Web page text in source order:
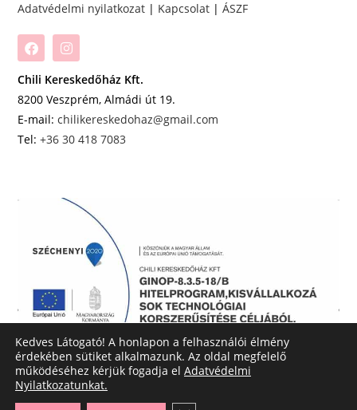
Adatvédelmi nyilatkozat | Kapcsolat |ÁSZF
Chili Kereskedőház Kft.
8200 Veszprém, Almádi út 19.
E-mail:chilikereskedohaz@gmail.com
Tel:+36 30 418 7083
Kedves Látogató! A honlapon a felhasználói élmény
érdekében sütiket alkalmazunk. Az oldal megfelelő
működéséhez kérjük fogadja el Adatvédelmi
Nyilatkozatunkat.